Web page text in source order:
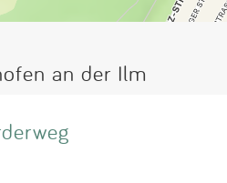
an der Ilm